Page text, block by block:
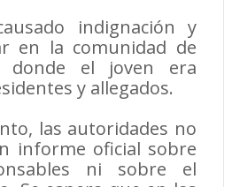
indignación y
en la comunidad de
donde el joven era
y allegados.
las autoridades no
informe oficial sobre
ni sobre el